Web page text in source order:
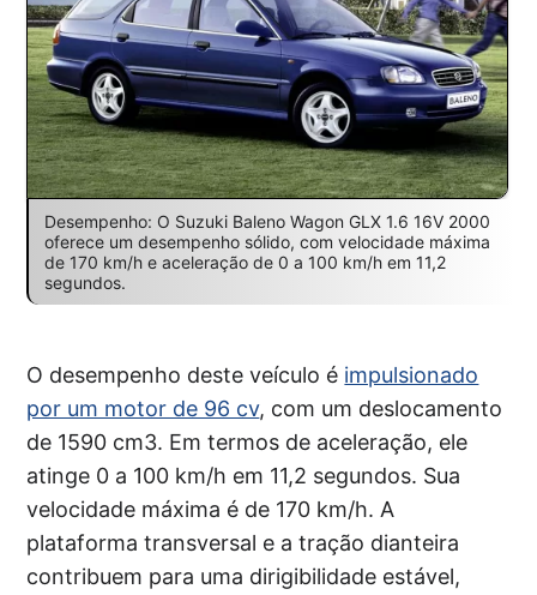
Desempenho: O Suzuki Baleno Wagon GLX 1.6 16V 2000
oferece um desempenho sólido, com velocidade máxima
de 170 km/h e aceleração de 0 a 100 km/h em 11,2
segundos.
O desempenho deste veículo é impulsionado
por um motor de 96 cv, com um deslocamento
de 1590 cm3. Em termos de aceleração, ele
atinge 0 a 100 km/h em 11,2 segundos. Sua
velocidade máxima é de 170 km/h. A
plataforma transversal e a tração dianteira
contribuem para uma dirigibilidade estável,